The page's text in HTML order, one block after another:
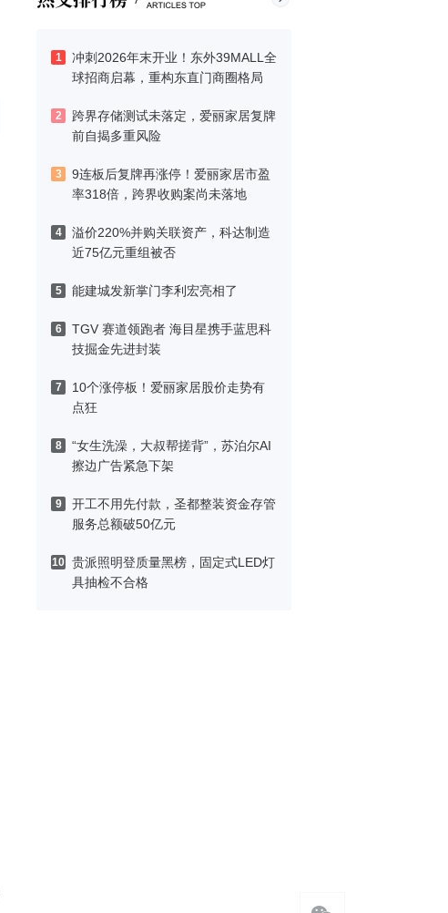
1
冲刺2026年末开业！东外39MALL全
球招商启幕，重构东直门商圈格局
2
跨界存储测试未落定，爱丽家居复牌
前自揭多重风险
3
9连板后复牌再涨停！爱丽家居市盈
率318倍，跨界收购案尚未落地
4
溢价220%并购关联资产，科达制造
近75亿元重组被否
5 能建城发新掌门李利宏亮相了
6
TGV 赛道领跑者 海目星携手蓝思科
技掘金先进封装
7
10个涨停板！爱丽家居股价走势有
点狂
8
“女生洗澡，大叔帮搓背”，苏泊尔AI
擦边广告紧急下架
9
开工不用先付款，圣都整装资金存管
服务总额破50亿元
10 贵派照明登质量黑榜，固定式LED灯
具抽检不合格